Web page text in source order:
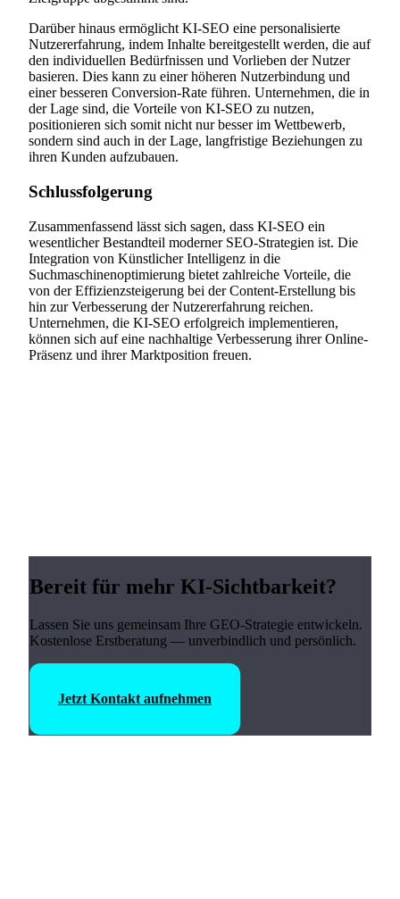
Darüber hinaus ermöglicht KI-SEO eine personalisierte
Nutzererfahrung, indem Inhalte bereitgestellt werden, die auf
den individuellen Bedürfnissen und Vorlieben der Nutzer
basieren. Dies kann zu einer höheren Nutzerbindung und
einer besseren Conversion-Rate führen. Unternehmen, die in
der Lage sind, die Vorteile von KI-SEO zu nutzen,
positionieren sich somit nicht nur besser im Wettbewerb,
sondern sind auch in der Lage, langfristige Beziehungen zu
ihren Kunden aufzubauen.
Schlussfolgerung
Zusammenfassend lässt sich sagen, dass KI-SEO ein
wesentlicher Bestandteil moderner SEO-Strategien ist. Die
Integration von Künstlicher Intelligenz in die
Suchmaschinenoptimierung bietet zahlreiche Vorteile, die
von der Effizienzsteigerung bei der Content-Erstellung bis
hin zur Verbesserung der Nutzererfahrung reichen.
Unternehmen, die KI-SEO erfolgreich implementieren,
können sich auf eine nachhaltige Verbesserung ihrer Online-
Präsenz und ihrer Marktposition freuen.
Bereit für mehr KI-Sichtbarkeit?
Lassen Sie uns gemeinsam Ihre GEO-Strategie entwickeln.
Kostenlose Erstberatung — unverbindlich und persönlich.
Jetzt Kontakt aufnehmen